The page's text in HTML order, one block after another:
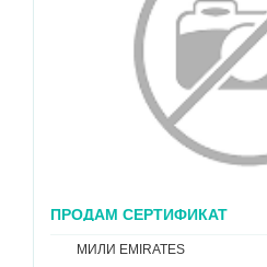
ПРОДАМ СЕРТИФИКАТ
МИЛИ EMIRATES